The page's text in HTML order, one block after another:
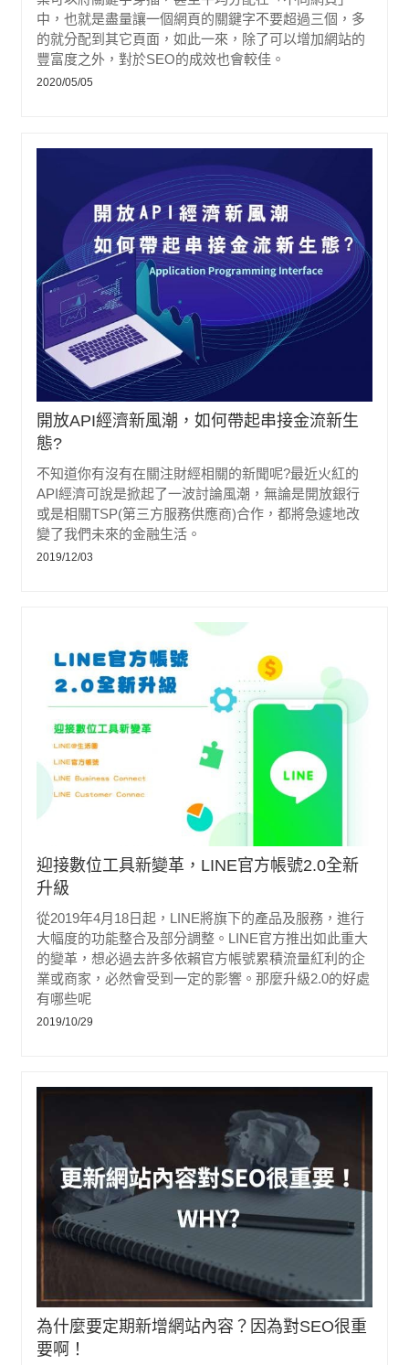
中，也就是盡量讓一個網頁的關鍵字不要超過三個，多
的就分配到其它頁面，如此一來，除了可以增加網站的
豐富度之外，對於SEO的成效也會較佳。
2020/05/05
開放API經濟新風潮，如何帶起串接金流新生
態?
不知道你有沒有在關注財經相關的新聞呢?最近火紅的
API經濟可說是掀起了一波討論風潮，無論是開放銀行
或是相關TSP(第三方服務供應商)合作，都將急遽地改
變了我們未來的金融生活。
2019/12/03
迎接數位工具新變革，LINE官方帳號2.0全新
升級
從2019年4月18日起，LINE將旗下的產品及服務，進行
大幅度的功能整合及部分調整。LINE官方推出如此重大
的變革，想必過去許多依賴官方帳號累積流量紅利的企
業或商家，必然會受到一定的影響。那麼升級2.0的好處
有哪些呢
2019/10/29
為什麼要定期新增網站內容？因為對SEO很重
要啊！